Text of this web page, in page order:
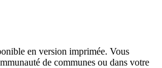
en version imprimée. Vous
de communes ou dans votre